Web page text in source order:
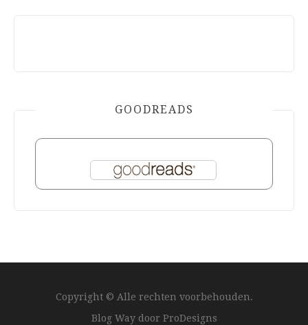
GOODREADS
Copyright © Alle rechten voorbehouden.
Blog Way door ProDesigns